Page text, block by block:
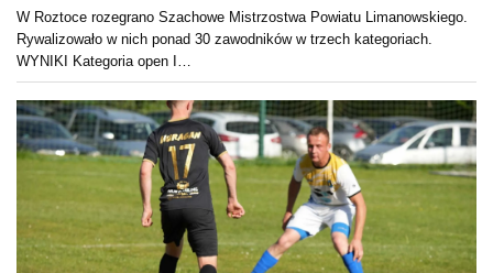
W Roztoce rozegrano Szachowe Mistrzostwa Powiatu Limanowskiego.
Rywalizowało w nich ponad 30 zawodników w trzech kategoriach.
WYNIKI Kategoria open I…